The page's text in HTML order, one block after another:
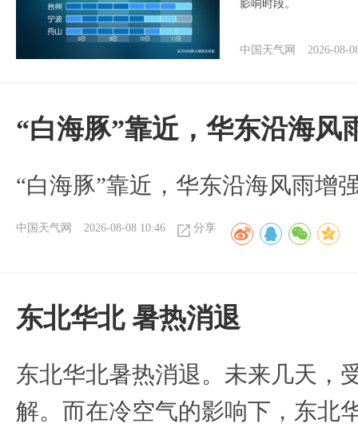
影响时段。
中国天气网 2026-08-
“白海豚”靠近，华东沿海风
“白海豚”靠近，华东沿海风雨增
中国天气网 2026-08-08 10:46 分享
​东北华北 暑热消退
东北华北暑热消退。未来几天，
解。而在冷空气的影响下，东北